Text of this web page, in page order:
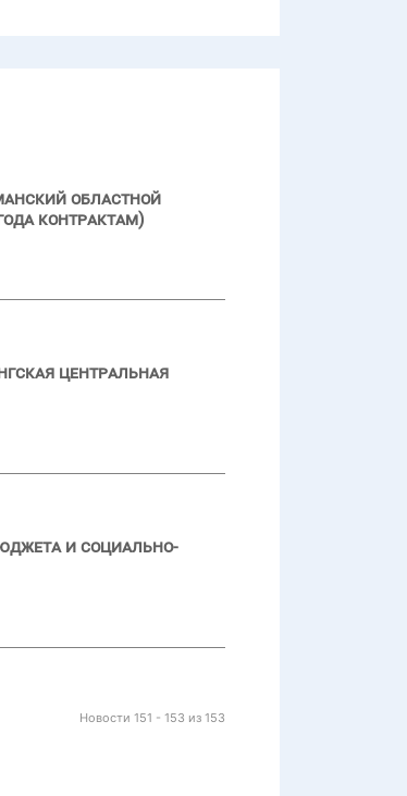
областной
контрактам)
центральная
и социально-
Новости 151 - 153 из 153